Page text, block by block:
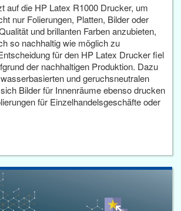
auf die HP Latex R1000 Drucker, um
nur Folierungen, Platten, Bilder oder
und brillanten Farben anzubieten,
so nachhaltig wie möglich zu
für den HP Latex Drucker fiel
der nachhaltigen Produktion. Dazu
und geruchsneutralen
Bilder für Innenräume ebenso drucken
für Einzelhandelsgeschäfte oder